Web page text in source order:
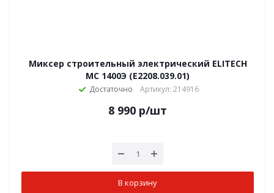
Миксер строительный электрический ELITECH
МС 1400Э (E2208.039.01)
Достаточно Артикул: 214916
8 990 р/шт
В корзину